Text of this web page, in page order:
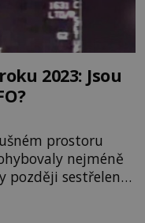
2023: Jsou
prostoru
nejméně
později sestřeleny.
létajících
o nějaké nové